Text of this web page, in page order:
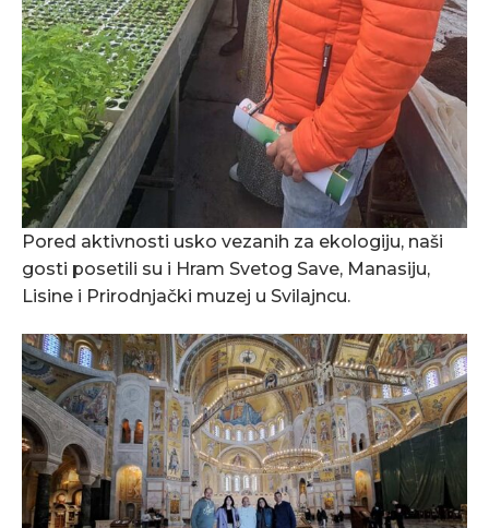
Pored aktivnosti usko vezanih za ekologiju, naši
gosti posetili su i Hram Svetog Save, Manasiju,
Lisine i Prirodnjački muzej u Svilajncu.